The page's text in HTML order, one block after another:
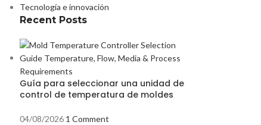
Tecnología e innovación
Recent Posts
Guía para seleccionar una unidad de
control de temperatura de moldes
04/08/2026 1 Comment